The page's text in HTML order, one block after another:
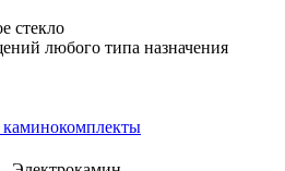
стекло
любого типа назначения